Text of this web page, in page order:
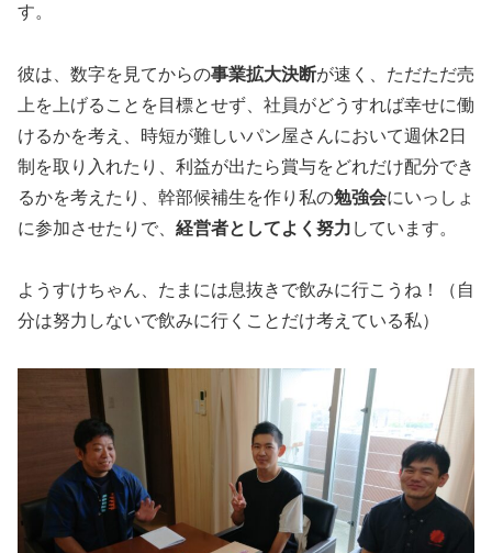
す。
彼は、数字を見てからの事業拡大決断が速く、ただただ売
上を上げることを目標とせず、社員がどうすれば幸せに働
けるかを考え、時短が難しいパン屋さんにおいて週休2日
制を取り入れたり、利益が出たら賞与をどれだけ配分でき
るかを考えたり、幹部候補生を作り私の勉強会にいっしょ
に参加させたりで、 経営者としてよく努力 しています。
ようすけちゃん、たまには息抜きで飲みに行こうね！（自
分は努力しないで飲みに行くことだけ考えている私）